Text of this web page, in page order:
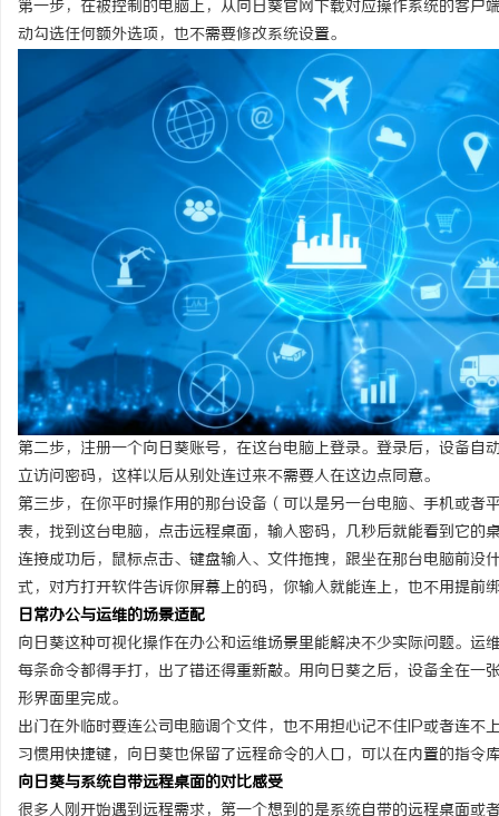
第一步，在被控制的电脑上，从向日葵官网下载对应操作系统的客
动勾选任何额外选项，也不需要修改系统设置。
第二步，注册一个向日葵账号，在这台电脑上登录。登录后，设备
立访问密码，这样以后从别处连过来不需要人在这边点同意。
第三步，在你平时操作用的那台设备（可以是另一台电脑、手机或
表，找到这台电脑，点击远程桌面，输入密码，几秒后就能看到它的
连接成功后，鼠标点击、键盘输入、文件拖拽，跟坐在那台电脑前
式，对方打开软件告诉你屏幕上的码，你输入就能连上，也不用提前
日常办公与运维的场景适配
向日葵这种可视化操作在办公和运维场景里能解决不少实际问题。
每条命令都得手打，出了错还得重新敲。用向日葵之后，设备全在
形界面里完成。
出门在外临时要连公司电脑调个文件，也不用担心记不住IP或者连
习惯用快捷键，向日葵也保留了远程命令的入口，可以在内置的指
向日葵与系统自带远程桌面的对比感受
很多人刚开始遇到远程需求，第一个想到的是系统自带的远程桌面